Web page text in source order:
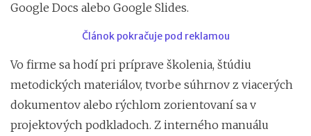
Google Docs alebo Google Slides.
Článok pokračuje pod reklamou
Vo firme sa hodí pri príprave školenia, štúdiu
metodických materiálov, tvorbe súhrnov z viacerých
dokumentov alebo rýchlom zorientovaní sa v
projektových podkladoch. Z interného manuálu